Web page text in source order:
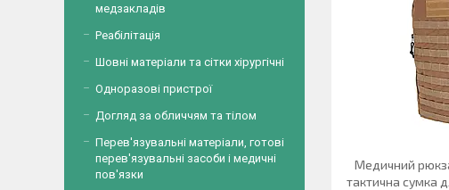
Медичний
тактична сумка
медзакладів
Реабілітація
Шовні матеріали та сітки хірургічні
Одноразові пристрої
Догляд за обличчям та тілом
Перев'язувальні матеріали, готові
перев'язувальні засоби і медичні
пов'язки